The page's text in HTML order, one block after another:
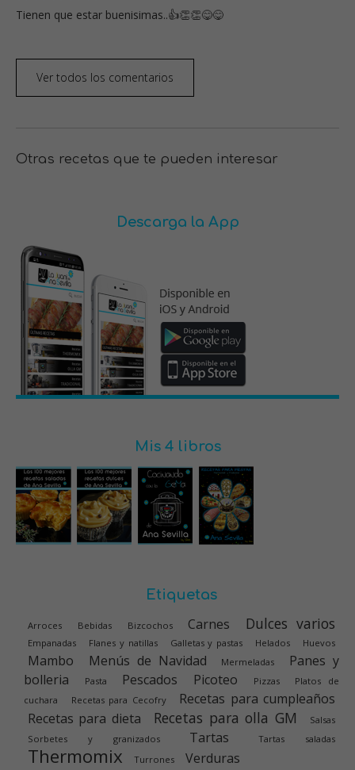
Tienen que estar buenisimas..👍👏👏😋😋
Ver todos los comentarios
Otras recetas que te pueden interesar
Descarga la App
Mis 4 libros
Etiquetas
Arroces Bebidas Bizcochos Carnes Dulces varios
Empanadas Flanes y natillas Galletas y pastas Helados Huevos
Mambo Menús de Navidad Mermeladas
Panes y
bolleria
Pasta Pescados Picoteo Pizzas
Platos de
cuchara
Recetas para Cecofry
Recetas para cumpleaños
Recetas para dieta
Recetas para olla GM
Salsas
Sorbetes y granizados
Tartas Tartas saladas
Thermomix Turrones Verduras